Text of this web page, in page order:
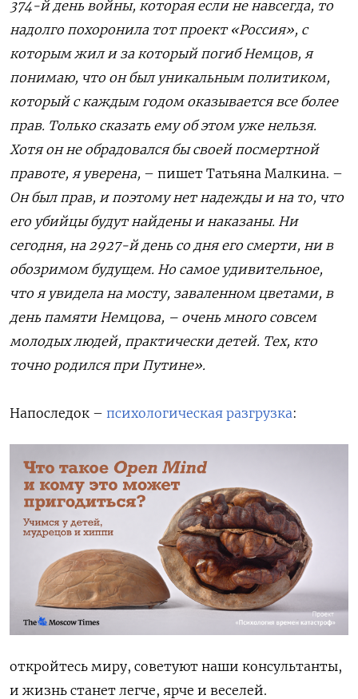
374-й день войны, которая если не навсегда, то
надолго похоронила тот проект «Россия», с
которым жил и за который погиб Немцов, я
понимаю, что он был уникальным политиком,
который с каждым годом оказывается все более
прав. Только сказать ему об этом уже нельзя.
Хотя он не обрадовался бы своей посмертной
правоте, я уверена, – пишет Татьяна Малкина. –
Он был прав, и поэтому нет надежды и на то, что
его убийцы будут найдены и наказаны. Ни
сегодня, на 2927-й день со дня его смерти, ни в
обозримом будущем. Но самое удивительное,
что я увидела на мосту, заваленном цветами, в
день памяти Немцова, – очень много совсем
молодых людей, практически детей. Тех, кто
точно родился при Путине».
Напоследок – психологическая разгрузка:
откройтесь миру, советуют наши консультанты,
и жизнь станет легче, ярче и веселей.